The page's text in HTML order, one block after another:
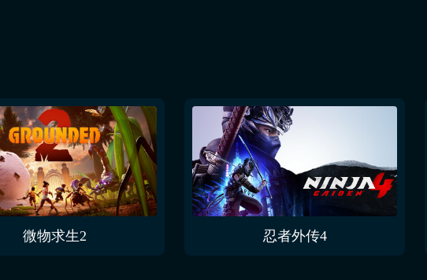
微物求生2 忍者外传4